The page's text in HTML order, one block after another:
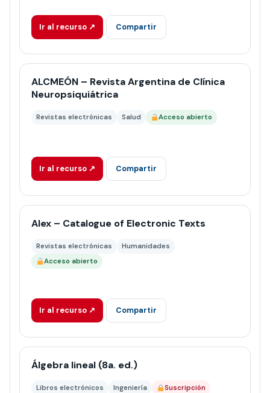
Ir al recurso ↗ Compartir
ALCMEÓN – Revista Argentina de Clínica
Neuropsiquiátrica
Revistas electrónicas Salud Acceso abierto
Ir al recurso ↗ Compartir
Alex – Catalogue of Electronic Texts
Revistas electrónicas
Humanidades
Acceso abierto
Ir al recurso ↗ Compartir
Álgebra lineal (8a. ed.)
Libros electrónicos Ingeniería Suscripción